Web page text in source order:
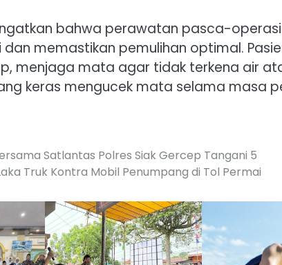
bahwa perawatan pasca-
dan memastikan pemulihan optimal.
menjaga mata agar tidak terkena air
keras mengucek mata selama masa
Satlantas Polres Siak Gercep Tangani 5
Truk Kontra Mobil Penumpang di Tol Permai